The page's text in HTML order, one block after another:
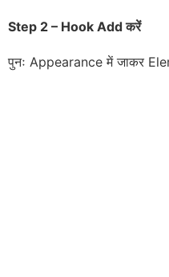
Step 2 – Hook Addकरें
पुनः Appearance में जाकर